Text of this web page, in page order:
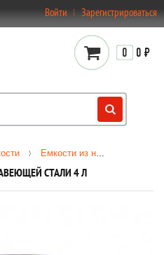
Войти Зарегистрироваться
0 0 ₽
Емкости из нержавеющей стали
СТАЛИ 4 Л